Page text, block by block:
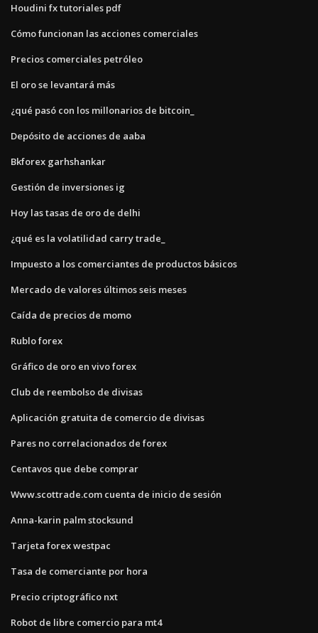
Houdini fx tutoriales pdf
Cómo funcionan las acciones comerciales
Precios comerciales petróleo
El oro se levantará más
¿qué pasó con los millonarios de bitcoin_
Depósito de acciones de aaba
Bkforex garhshankar
Gestión de inversiones ig
Hoy las tasas de oro de delhi
¿qué es la volatilidad carry trade_
Impuesto a los comerciantes de productos básicos
Mercado de valores últimos seis meses
Caída de precios de momo
Rublo forex
Gráfico de oro en vivo forex
Club de reembolso de divisas
Aplicación gratuita de comercio de divisas
Pares no correlacionados de forex
Centavos que debe comprar
Www.scottrade.com cuenta de inicio de sesión
Anna-karin palm stocksund
Tarjeta forex westpac
Tasa de comerciante por hora
Precio criptográfico nxt
Robot de libre comercio para mt4